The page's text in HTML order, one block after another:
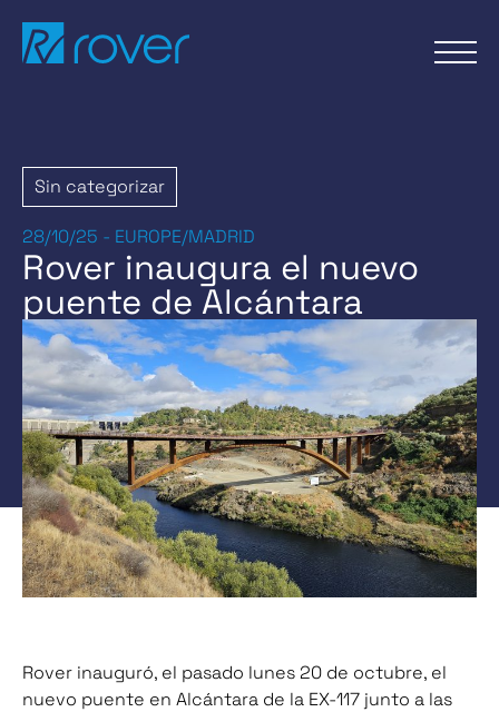
contenido
Sin categorizar
28/10/25 - EUROPE/MADRID
Rover inaugura el nuevo
puente de Alcántara
Rover inauguró, el pasado lunes 20 de octubre, el
nuevo puente en Alcántara de la EX-117 junto a las